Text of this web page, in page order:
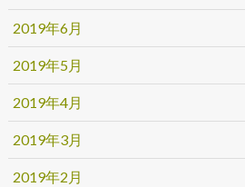
2019年6月
2019年5月
2019年4月
2019年3月
2019年2月